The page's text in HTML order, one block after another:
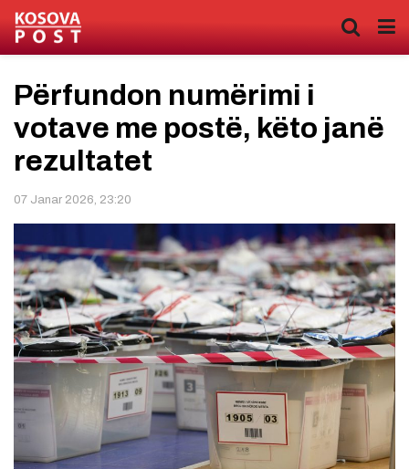
Përfundon numërimi i
votave me postë, këto janë
rezultatet
07 Janar 2026, 23:20